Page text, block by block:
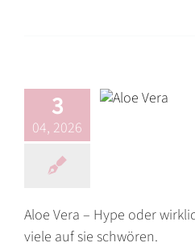
3
04, 2026
viele auf
Aloe Vera – Hype oder
viele auf sie schwören.